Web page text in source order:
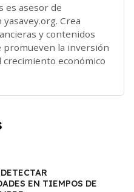
es asesor de
Crea
y contenidos
promueven la inversión
crecimiento económico
EN TIEMPOS DE